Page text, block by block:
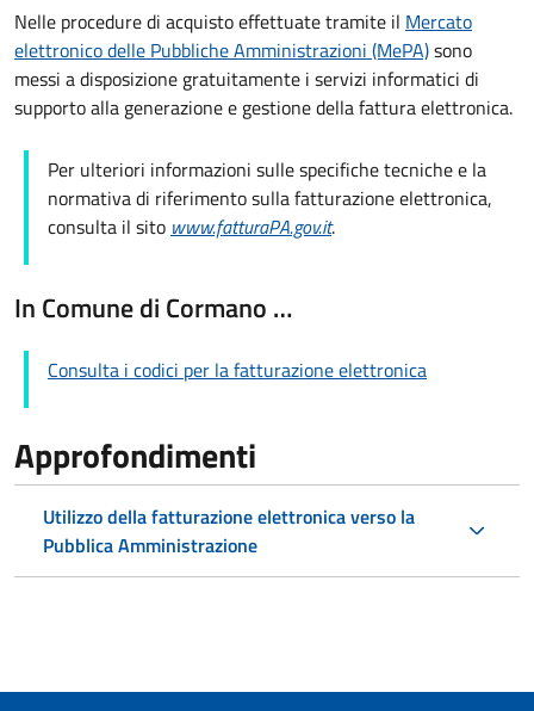
Nelle procedure di acquisto effettuate tramite il Mercato
elettronico delle Pubbliche Amministrazioni (MePA)sono
messi a disposizione gratuitamente i servizi informatici di
supporto alla generazione e gestione della fattura elettronica.
Per ulteriori informazioni sulle specifiche tecniche e la
normativa di riferimento sulla fatturazione elettronica,
consulta il sito www.fatturaPA.gov.it.
In Comune di Cormano …
Consulta i codici per la fatturazione elettronica
Approfondimenti
Utilizzo della fatturazione elettronica verso la
Pubblica Amministrazione